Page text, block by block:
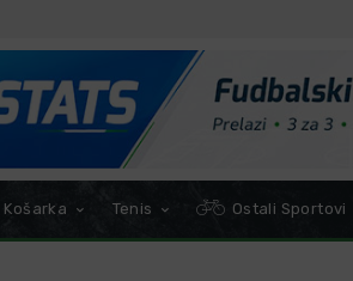
Košarka Tenis Ostali Sportovi